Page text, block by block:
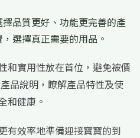
擇品質更好、功能更完善的產
選擇真正需要的用品。
和實用性放在首位，避免被價
品說明，瞭解產品特性及使
和健康。
有效率地準備迎接寶寶的到